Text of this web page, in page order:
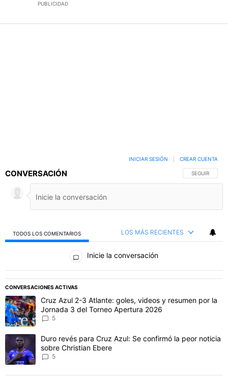
PUBLICIDAD
CONVERSACIÓN SIGA ESTA
SEGUIR
INICIAR SESIÓN CREAR CUENTA
TODOS LOS COMENTARIOS LOS MÁS RECIENTES
Todos los comentarios
Inicie la conversación
CONVERSACIONES ACTIVAS
Este listado muestra los artículos con más comentarios en los
Un artículo de tendencia con el título "Cruz Azul 2-3 Atlante:
Cruz Azul 2-3 Atlante: goles, videos y resumen por la
Jornada 3 del Torneo Apertura 2026